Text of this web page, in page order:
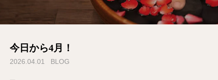
今日から4月！
2026.04.01 BLOG